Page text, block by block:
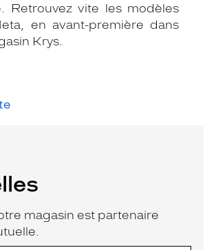
Retrouvez vite les modèles
en avant-première dans
Krys.
magasin est partenaire